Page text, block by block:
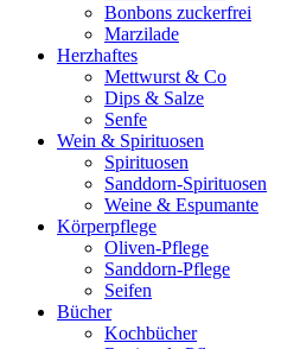
Bonbons zuckerfrei
Marzilade
Herzhaftes
Mettwurst & Co
Dips & Salze
Senfe
Wein & Spirituosen
Spirituosen
Sanddorn-Spirituosen
Weine & Espumante
Körperpflege
Oliven-Pflege
Sanddorn-Pflege
Seifen
Bücher
Kochbücher